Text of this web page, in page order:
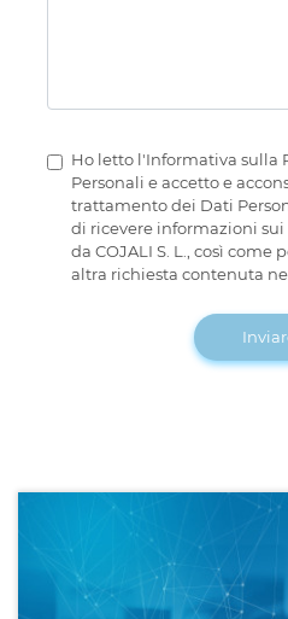
Ho letto l'Informativa sulla
Personali e accetto e
trattamento dei Dati
di ricevere informazioni
da COJALI S. L., così come
altra richiesta contenuta